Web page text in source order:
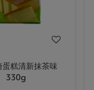
糕清新抹茶味
330g